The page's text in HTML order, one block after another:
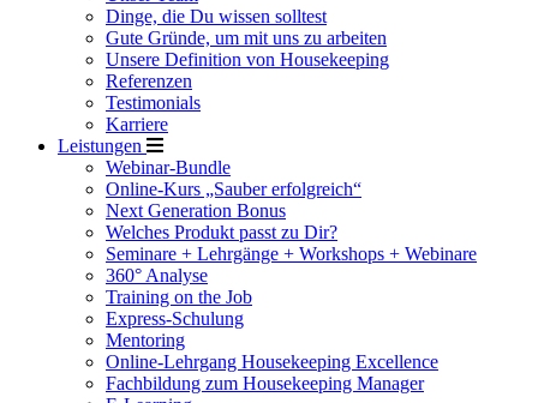
Dinge, die Du wissen solltest
Gute Gründe, um mit uns zu arbeiten
Unsere Definition von Housekeeping
Referenzen
Testimonials
Karriere
Leistungen
Webinar-Bundle
Online-Kurs „Sauber erfolgreich“
Next Generation Bonus
Welches Produkt passt zu Dir?
Seminare + Lehrgänge + Workshops + Webinare
360° Analyse
Training on the Job
Express-Schulung
Mentoring
Online-Lehrgang Housekeeping Excellence
Fachbildung zum Housekeeping Manager